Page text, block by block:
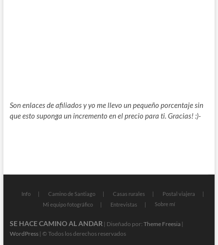
Son enlaces de afiliados y yo me llevo un pequeño porcentaje sin
que esto suponga un incremento en el precio para ti. Gracias! :)-
Info Camino de Santiago Casas rurales
Postal viajera
Mi equipo fotográfico
Entrevistas Sobre mí
SE HACE CAMINO AL ANDAR | Diseñado por: Theme Freesia|
WordPress| © Todos los derechos reservados